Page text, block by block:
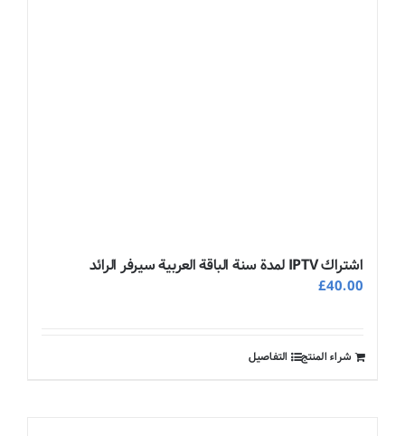
اشتراك IPTV لمدة سنة الباقة العربية سيرفر الرائد
£40.00
شراء المنتج التفاصيل